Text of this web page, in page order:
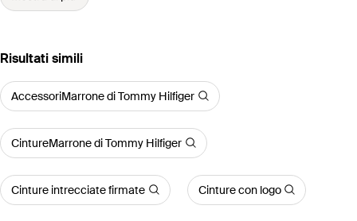
Risultati simili
AccessoriMarrone di Tommy Hilfiger
CintureMarrone di Tommy Hilfiger
Cinture intrecciate firmate Cinture con logo